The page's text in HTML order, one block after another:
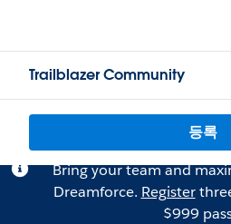
Trailblazer Community
등록
Bring your team and
Dreamforce. Register
$999